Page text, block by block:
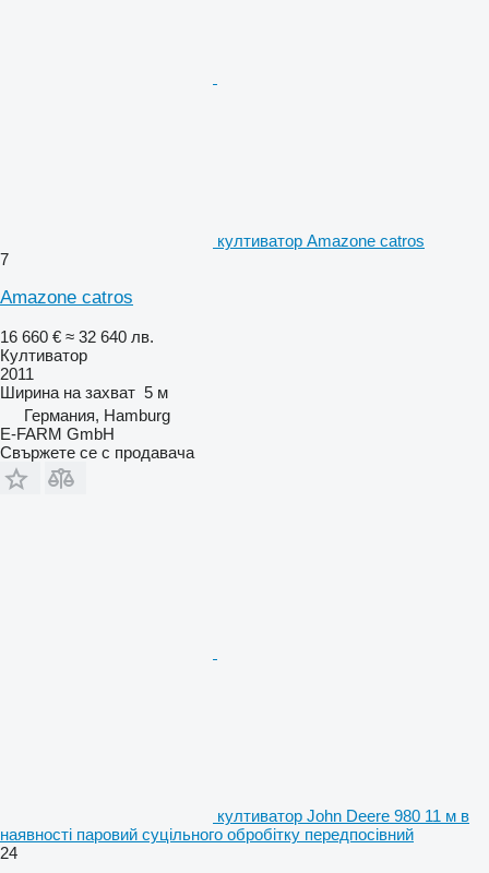
култиватор Amazone catros
7
Amazone catros
16 660 € ≈ 32 640 лв.
Култиватор
2011
Ширина на захват 5 м
Германия, Hamburg
E-FARM GmbH
Свържете се с продавача
култиватор John Deere 980 11 м в
наявності паровий суцільного обробітку передпосівний
24